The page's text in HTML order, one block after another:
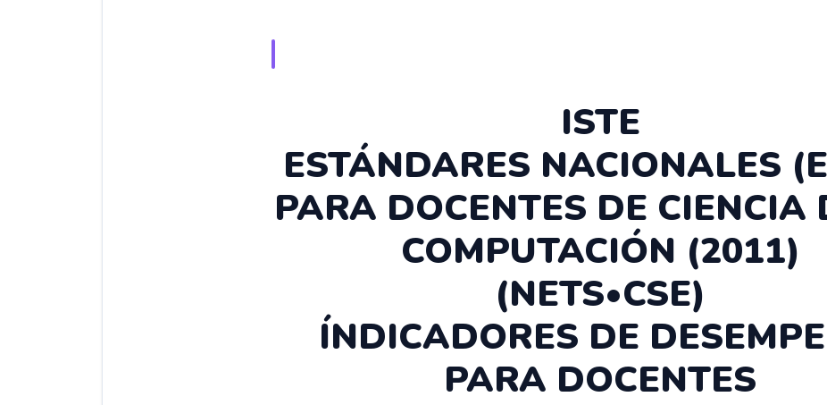
ISTE
ESTÁNDARES NACIONALES
PARA DOCENTES DE CIENCIA
COMPUTACIÓN (2011)
(NETS•CSE)
ÍNDICADORES DE
PARA DOCENTES